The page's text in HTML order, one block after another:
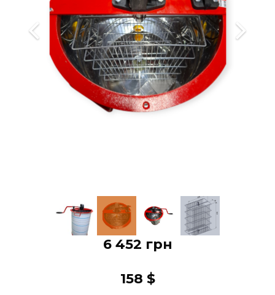
Контакти
6 452 грн
158 $